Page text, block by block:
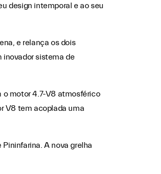
design intemporal e ao seu
e relança os dois
inovador sistema de
o motor 4.7-V8 atmosférico
V8 tem acoplada uma
A nova grelha